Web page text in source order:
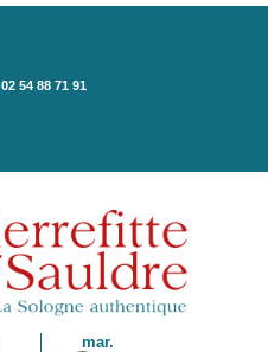
02 54 88 71 91
mar.